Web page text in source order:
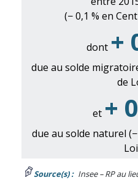
(− 0,1 % en
dont +
due au solde
de
et +
due au solde naturel
Source(s) : Insee – RP au